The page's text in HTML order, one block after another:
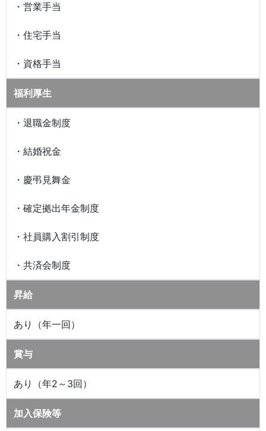
・営業手当
・住宅手当
・資格手当
福利厚生
・退職金制度
・結婚祝金
・慶弔見舞金
・確定拠出年金制度
・社員購入割引制度
・共済会制度
昇給
あり（年一回）
賞与
あり（年2～3回）
加入保険等